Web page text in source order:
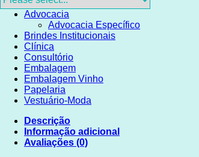
Advocacia
Advocacia Específico
Brindes Institucionais
Clínica
Consultório
Embalagem
Embalagem Vinho
Papelaria
Vestuário-Moda
Descrição
Informação adicional
Avaliações (0)